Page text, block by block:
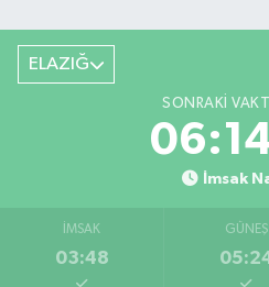
ELAZIĞ
SONRAKI
İmsak
İMSAK
03:48
GÜNEŞ